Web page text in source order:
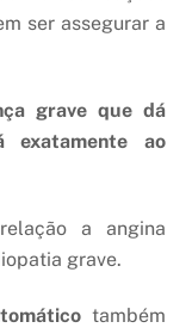
ser assegurar a
grave que dá
exatamente ao
a angina
grave.
também